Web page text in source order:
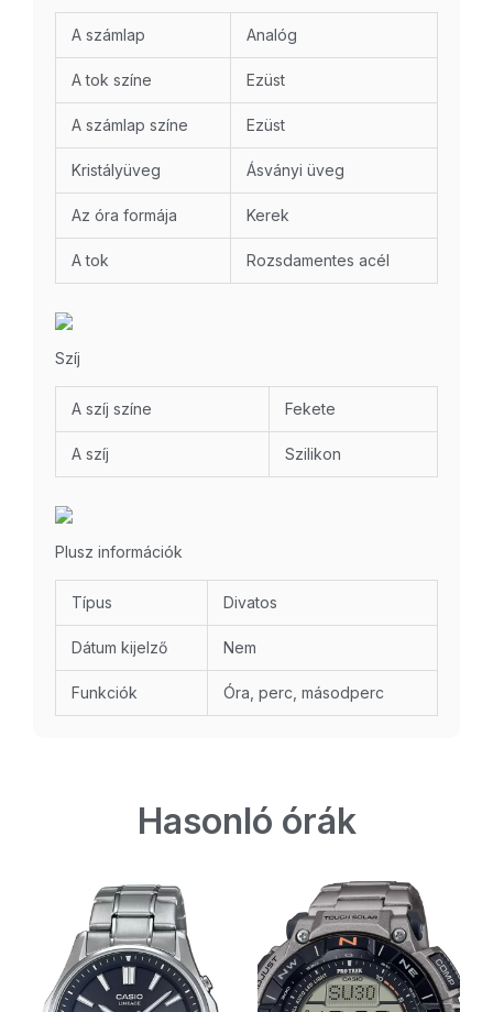
A számlap Analóg
A tok színe Ezüst
A számlap színe Ezüst
Kristályüveg Ásványi üveg
Az óra formája Kerek
A tok Rozsdamentes acél
Szíj
A szíj színe Fekete
A szíj Szilikon
Plusz információk
Típus Divatos
Dátum kijelző Nem
Funkciók Óra, perc, másodperc
Hasonló órák